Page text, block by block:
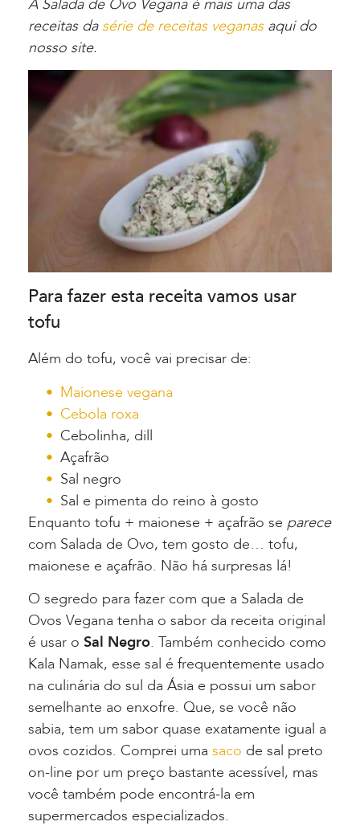
A Salada de Ovo Vegana é mais uma das
receitas da série de receitas veganasaqui do
nosso site.
Para fazer esta receita vamos usar
tofu
Além do tofu, você vai precisar de:
Maionese vegana
Cebola roxa
Cebolinha, dill
Açafrão
Sal negro
Sal e pimenta do reino à gosto
Enquanto tofu + maionese + açafrão se parece
com Salada de Ovo, tem gosto de… tofu,
maionese e açafrão. Não há surpresas lá!
O segredo para fazer com que a Salada de
Ovos Vegana tenha o sabor da receita original
é usar o Sal Negro. Também conhecido como
Kala Namak, esse sal é frequentemente usado
na culinária do sul da Ásia e possui um sabor
semelhante ao enxofre. Que, se você não
sabia, tem um sabor quase exatamente igual a
ovos cozidos. Comprei uma saco de sal preto
on-line por um preço bastante acessível, mas
você também pode encontrá-la em
supermercados especializados.